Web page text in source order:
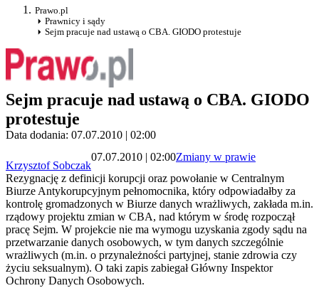
Prawo.pl
Prawnicy i sądy
Sejm pracuje nad ustawą o CBA. GIODO protestuje
Sejm pracuje nad ustawą o CBA. GIODO
protestuje
Data dodania: 07.07.2010 | 02:00
Krzysztof Sobczak
07.07.2010 | 02:00Zmiany w prawie
Rezygnację z definicji korupcji oraz powołanie w Centralnym
Biurze Antykorupcyjnym pełnomocnika, który odpowiadałby za
kontrolę gromadzonych w Biurze danych wrażliwych, zakłada m.in.
rządowy projektu zmian w CBA, nad którym w środę rozpoczął
pracę Sejm. W projekcie nie ma wymogu uzyskania zgody sądu na
przetwarzanie danych osobowych, w tym danych szczególnie
wrażliwych (m.in. o przynależności partyjnej, stanie zdrowia czy
życiu seksualnym). O taki zapis zabiegał Główny Inspektor
Ochrony Danych Osobowych.